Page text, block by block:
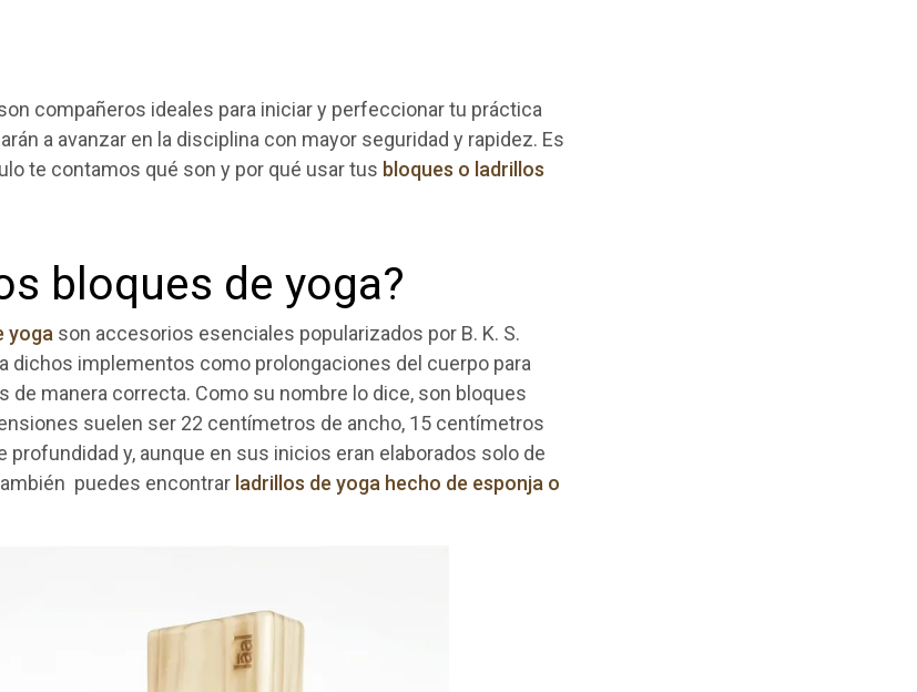
compañeros ideales para iniciar y perfeccionar tu práctica
a avanzar en la disciplina con mayor seguridad y rapidez. Es
te contamos qué son y por qué usar tus bloques o ladrillos
bloques de yoga?
yoga son accesorios esenciales popularizados por B. K. S.
dichos implementos como prolongaciones del cuerpo para
de manera correcta. Como su nombre lo dice, son bloques
suelen ser 22 centímetros de ancho, 15 centímetros
profundidad y, aunque en sus inicios eran elaborados solo de
puedes encontrar ladrillos de yoga hecho de esponja o